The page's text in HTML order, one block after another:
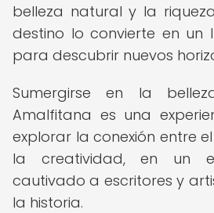
belleza natural y la
destino lo convierte en un
para descubrir nuevos
Sumergirse en la
Amalfitana es una
explorar la conexión entre
la creatividad, en un
cautivado a escritores y
la historia.